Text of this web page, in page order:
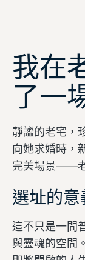
我在
了一
靜謐的老宅，
向她求婚時，
完美場景——
選址的意
這不只是一間
與靈魂的空間